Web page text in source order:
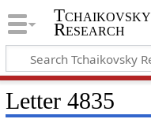
Tchaikovsky
Research
Letter 4835